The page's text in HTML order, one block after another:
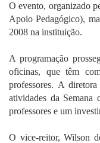
O evento, organizado
Apoio Pedagógico),
2008 na instituição.
A programação
oficinas, que têm
professores. A
atividades da Semana
professores e um
O vice-reitor, Wilson